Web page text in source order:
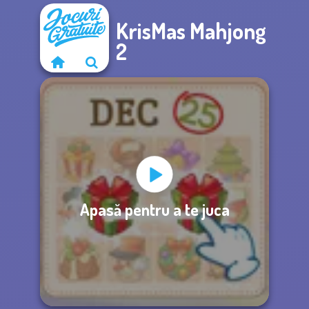
KrisMas Mahjong
2
Apasă pentru a te juca